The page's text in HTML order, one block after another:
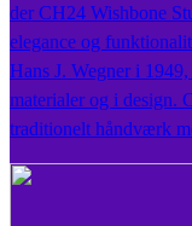
der CH24 Wishbone
elegance og
Hans J. Wegner i
materialer og i design.
traditionelt håndværk